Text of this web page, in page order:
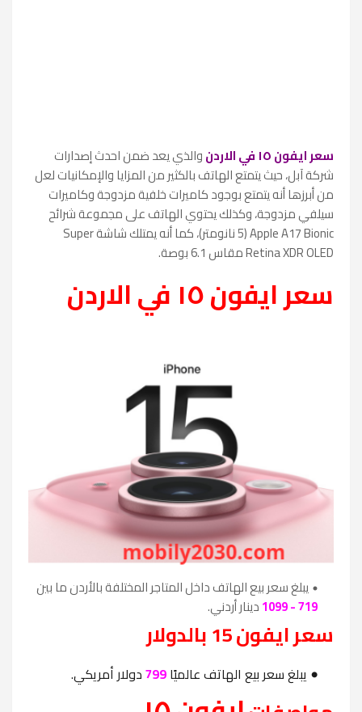
سعر ايفون ١٥ في الاردن
والذي يعد ضمن احدث إصدارات
شركة آبل، حيث يتمتع الهاتف بالكثير من المزايا والإمكانيات لعل
من أبرزها أنه يتمتع بوجود كاميرات خلفية مزدوجة وكاميرات
سيلفي مزدوجة، وكذلك يحتوي الهاتف على مجموعة شرائح
Apple A17 Bionic (5 نانومتر)، كما أنه يمتلك شاشة Super
Retina XDR OLED مقاس 6.1 بوصة.
سعر ايفون ١٥ في الاردن
يبلغ سعر بيع الهاتف داخل المتاجر المختلفة بالأردن ما بين
719 - 1099
دينار أردني.
سعر ايفون 15 بالدولار
يبلغ سعر بيع الهاتف عالميًا799دولار أمريكي.